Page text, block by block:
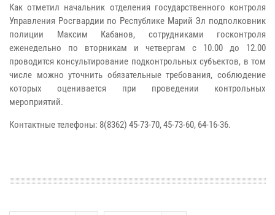
Как отметил начальник отделения государственного контроля
Управления Росгвардии по Республике Марий Эл подполковник
полиции Максим Кабанов, сотрудниками госконтроля
еженедельно по вторникам и четвергам с 10.00 до 12.00
проводится консультирование подконтрольных субъектов, в том
числе можно уточнить обязательные требования, соблюдение
которых оценивается при проведении контрольных
мероприятий.
Контактные телефоны: 8(8362) 45-73-70, 45-73-60, 64-16-36.